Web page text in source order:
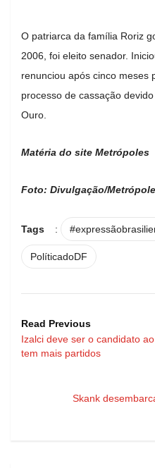
O patriarca da família Roriz
2006, foi eleito senador.
renunciou após cinco meses
processo de cassação
Ouro.
Matéria do site Metrópoles
Foto: Divulgação/
Tags :
PolíticadoDF
Read Previous
Izalci deve ser o candidato
tem mais partidos
Skank